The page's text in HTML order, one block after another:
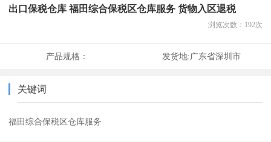
出口保税仓库 福田综合保税区仓库服务 货物入区退税
浏览次数： 192次
产品规格： 发货地:广东省深圳市
关键词
福田综合保税区仓库服务